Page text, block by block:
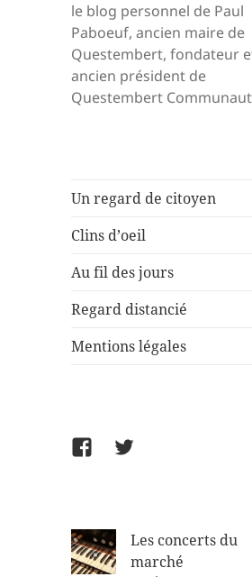
le blog personnel de Paul
Paboeuf, ancien maire de
Questembert, fondateur
ancien président de
Questembert
Un regard de citoyen
Clins d’oeil
Au fil des jours
Regard distancié
Mentions légales
FacebookTwitter
Les concerts du
marché